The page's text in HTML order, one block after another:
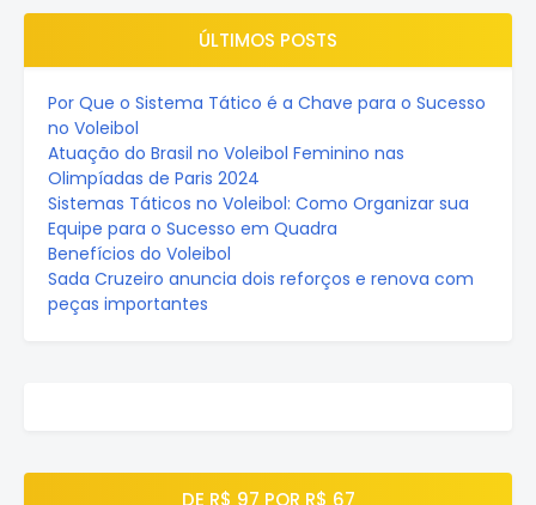
ÚLTIMOS POSTS
Por Que o Sistema Tático é a Chave para o Sucesso
no Voleibol
Atuação do Brasil no Voleibol Feminino nas
Olimpíadas de Paris 2024
Sistemas Táticos no Voleibol: Como Organizar sua
Equipe para o Sucesso em Quadra
Benefícios do Voleibol
Sada Cruzeiro anuncia dois reforços e renova com
peças importantes
DE R$ 97 POR R$ 67